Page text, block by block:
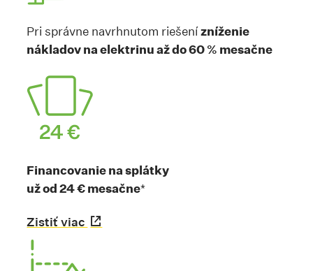
Pri správne navrhnutom riešenízníženie
nákladov na elektrinu až do 60 % mesačne
Financovanie na splátky
už od 24 € mesačne*
Zistiť viac Odkaz sa otvorí na novej karte